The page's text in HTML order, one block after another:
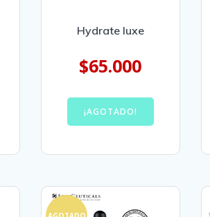
Hydrate luxe
$65.000
¡AGOTADO!